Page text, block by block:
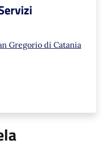
Gregorio di Catania